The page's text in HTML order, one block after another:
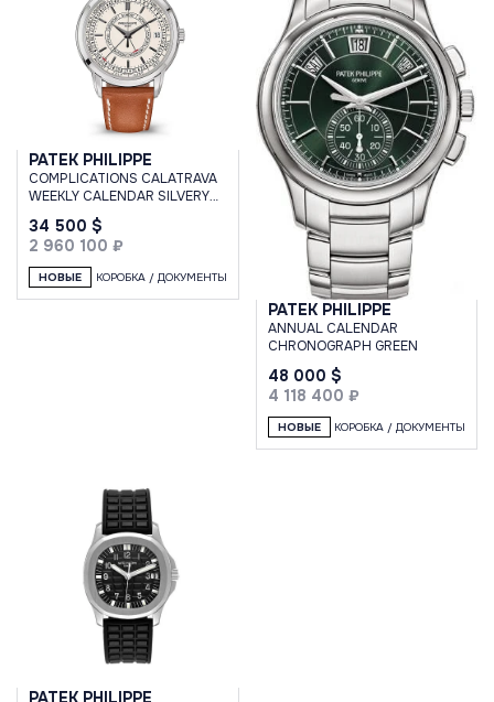
PATEK PHILIPPE
COMPLICATIONS CALATRAVA
WEEKLY CALENDAR SILVERY
OPALINE DIAL 40 MM
34 500 $
2 960 100 ₽
НОВЫЕ КОРОБКА / ДОКУМЕНТЫ
PATEK PHILIPPE
ANNUAL CALENDAR
CHRONOGRAPH GREEN
48 000 $
4 118 400 ₽
НОВЫЕ КОРОБКА / ДОКУМЕНТЫ
PATEK PHILIPPE